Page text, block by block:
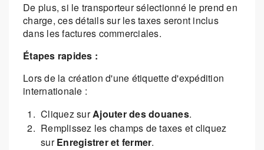
De plus, si le transporteur sélectionné le prend en
charge, ces détails sur les taxes seront inclus
dans les factures commerciales.
Étapes rapides :
Lors de la création d'une étiquette d'expédition
internationale :
Cliquez surAjouter des douanes.
Remplissez les champs de taxes et cliquez
surEnregistrer et fermer.